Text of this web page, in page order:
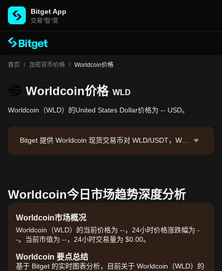
Bitget App
交易“智”变
首页 / 加密货币价格 / Worldcoin价格
Worldcoin价格 WLD
Worldcoin（WLD）的United States Dollar价格为 -- USD。
Bitget 提供 Worldcoin 现货交易币对 WLD/USDT，WL
Worldcoin今日市场趋势深度分析
Worldcoin市场概况
Worldcoin（WLD）的当前价格为 --，24小时价格涨跌幅为 -
-。当前市值为 --，24小时交易量为 $0.00。
Worldcoin 要点总结
基于 Bitget 的实时图表分析，目前关于 Worldcoin（WLD）的